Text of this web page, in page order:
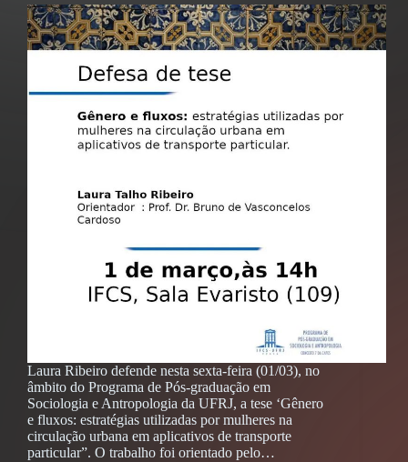
Laura Ribeiro defende nesta sexta-feira (01/03), no
âmbito do Programa de Pós-graduação em
Sociologia e Antropologia da UFRJ, a tese ‘Gênero
e fluxos: estratégias utilizadas por mulheres na
circulação urbana em aplicativos de transporte
particular”. O trabalho foi orientado pelo…